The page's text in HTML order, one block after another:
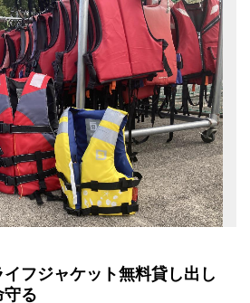
イフジャケット無料貸し出し
守る